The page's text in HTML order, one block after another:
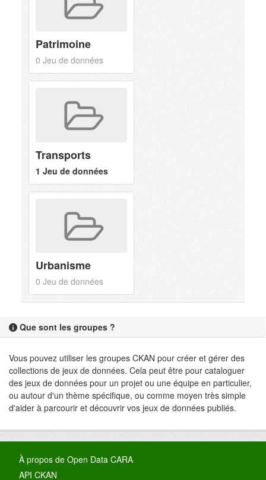
Que sont les groupes ?
Vous pouvez utiliser les groupes CKAN pour créer et gérer des
collections de jeux de données. Cela peut être pour cataloguer
des jeux de données pour un projet ou une équipe en particulier,
ou autour d'un thème spécifique, ou comme moyen très simple
d'aider à parcourir et découvrir vos jeux de données publiés.
Patrimoine
0 Jeu de données
Transports
1 Jeu de données
Urbanisme
0 Jeu de données
À propos de Open Data CARA
API CKAN